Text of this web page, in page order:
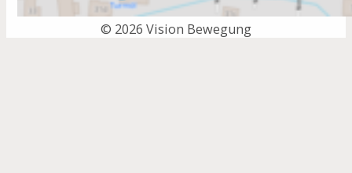
© 2026 Vision Bewegung